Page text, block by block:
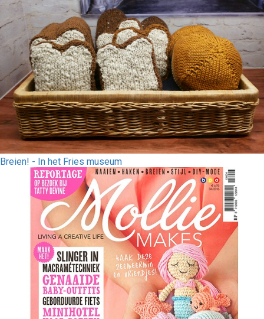
Breien! - In het Fries museum